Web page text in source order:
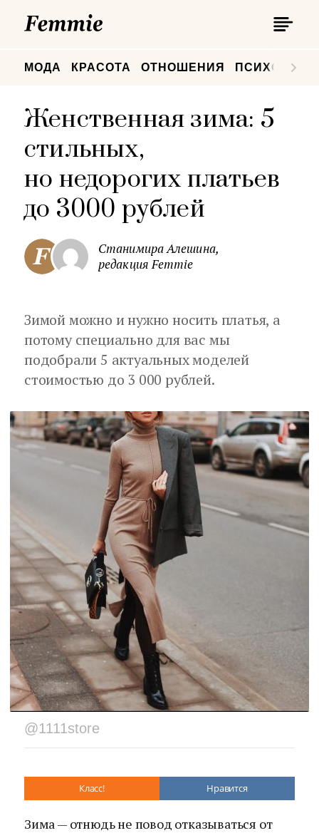
МОДА КРАСОТА ОТНОШЕНИЯ
Женственная зима: 5
стильных,
но недорогих платьев
до 3000 рублей
Станимира Алешина,
редакция Femmie
Зимой можно и нужно носить платья, а
потому специально для вас мы
подобрали 5 актуальных моделей
стоимостью до 3 000 рублей.
@1111store
Класс! Нравится
Зима — отнюдь не повод отказываться от